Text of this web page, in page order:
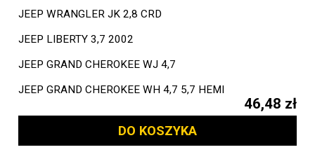
JEEP WRANGLER JK 2,8 CRD
JEEP LIBERTY 3,7 2002
JEEP GRAND CHEROKEE WJ 4,7
JEEP GRAND CHEROKEE WH 4,7 5,7 HEMI
46,48 zł
DO KOSZYKA